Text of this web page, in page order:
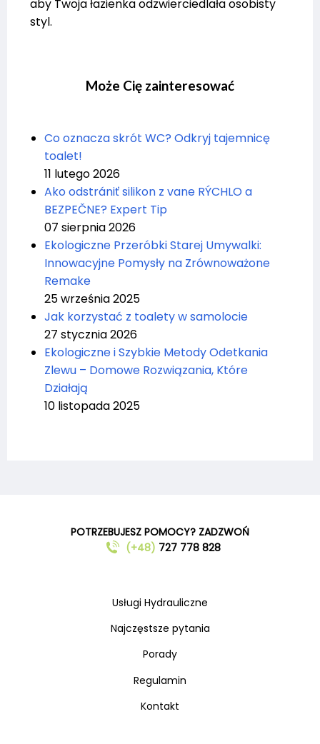
aby Twoja łazienka odzwierciedlała osobisty
styl.
Może Cię zainteresować
Co oznacza skrót WC? Odkryj tajemnicę
toalet!
11 lutego 2026
Ako odstrániť silikon z vane RÝCHLO a
BEZPEČNE? Expert Tip
07 sierpnia 2026
Ekologiczne Przeróbki Starej Umywalki:
Innowacyjne Pomysły na Zrównoważone
Remake
25 września 2025
Jak korzystać z toalety w samolocie
27 stycznia 2026
Ekologiczne i Szybkie Metody Odetkania
Zlewu – Domowe Rozwiązania, Które
Działają
10 listopada 2025
POTRZEBUJESZ POMOCY? ZADZWOŃ
(+48) 727 778 828
Usługi Hydrauliczne
Najczęstsze pytania
Porady
Regulamin
Kontakt